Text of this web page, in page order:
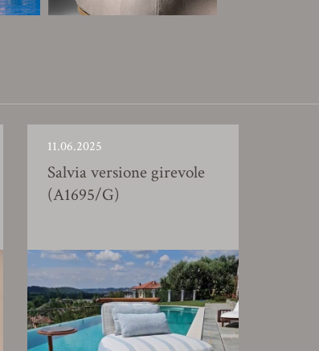
11.06.2025
Salvia versione girevole
(A1695/G)